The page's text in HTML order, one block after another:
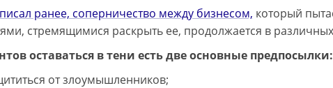
ранее, соперничество между бизнесом, который
стремящимися раскрыть ее, продолжается в
оставаться в тени есть две основные предпосылки:
от злоумышленников;